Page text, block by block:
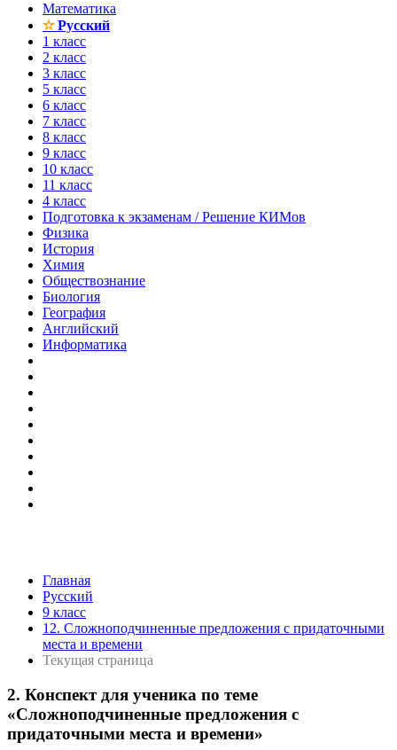
Математика
✫Русский
1 класс
2 класс
3 класс
5 класс
6 класс
7 класс
8 класс
9 класс
10 класс
11 класс
4 класс
Подготовка к экзаменам / Решение КИМов
Физика
История
Химия
Обществознание
Биология
География
Английский
Информатика
Главная
Русский
9 класс
12. Сложноподчиненные предложения с придаточными
места и времени
Текущая страница
2. Конспект для ученика по теме
«Сложноподчиненные предложения с
придаточными места и времени»